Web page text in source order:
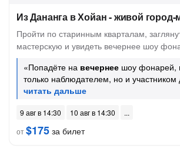
Из Дананга в Хойан - живой город-
Пройти по старинным кварталам,
мастерскую и увидеть вечернее шоу
«Попадёте на вечернее шоу фонарей,
только наблюдателем, но и участником
9 авг в 14:30
10 авг в 14:30
от$175 за билет